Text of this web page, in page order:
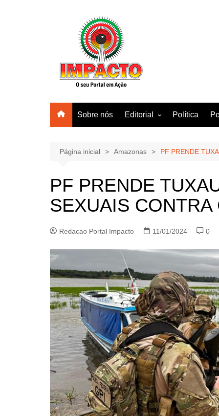
Sobre nós Editorial
Manaus
Mundo
Política
Página inicial Amazonas PF PRENDE
PF PRENDE
SEXUAIS CONTRA
Redacao Portal Impacto 11/01/2024 0